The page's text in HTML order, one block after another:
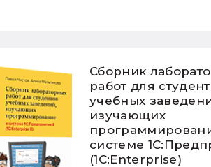
Сборник
работ для
учебных
изучающих
системе
(1С:Enterprise)